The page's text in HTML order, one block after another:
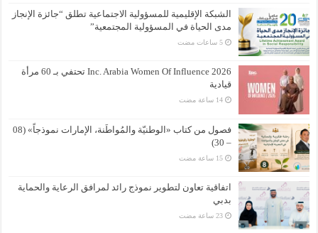
الشبكة الإقليمية للمسؤولية الاجتماعية تطلق “جائزة الإنجاز
مدى الحياة في المسؤولية المجتمعية”
Inc. Arabia Women Of Influence 2026 تحتفي بـ 60 مرأة
قيادية
فصول من كتاب «الوطنيّة والمُواطَنة، الإمارات نموذجاً» (08
– 30)
اتفاقية تعاون لتطوير نموذج رائد لمرافق الرعاية والحماية
بدبي